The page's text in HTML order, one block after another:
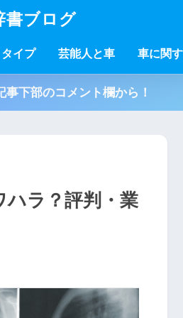
書ブログ
イプ 芸能人と車 車に関
事下部のコメント欄から！
ハラ？評判・業